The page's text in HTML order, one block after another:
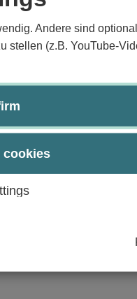
Andere sind
stellen (z.B. YouTube-
cookies